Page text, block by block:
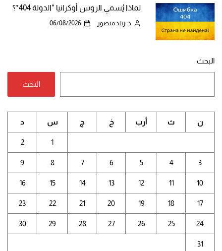
لماذا يُسمي الروس أوكرانيا “الدولة 404″؟
د. زياد منصور 06/08/2026
البحث
البحث
ن ث أرب خ ج س د
1
2
3
4
5
6
7
8
9
10
11
12
13
14
15
16
17
18
19
20
21
22
23
24
25
26
27
28
29
30
31